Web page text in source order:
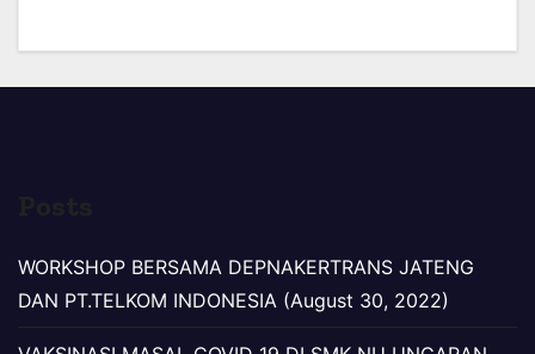
WORKSHOP BERSAMA DEPNAKERTRANS JATENG
DAN PT.TELKOM INDONESIA (August 30, 2022)